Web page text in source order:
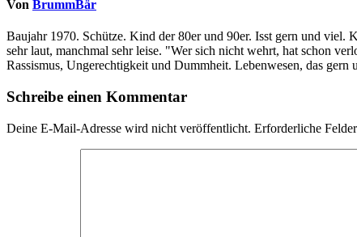
Von BrummBär
Baujahr 1970. Schütze. Kind der 80er und 90er. Isst gern und viel.
sehr laut, manchmal sehr leise. "Wer sich nicht wehrt, hat schon
Rassismus, Ungerechtigkeit und Dummheit. Lebenwesen, das gern
Schreibe einen Kommentar
Deine E-Mail-Adresse wird nicht veröffentlicht. Erforderliche